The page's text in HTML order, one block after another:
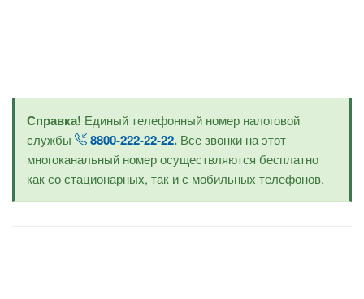
Справка! Единый телефонный номер налоговой
службы
8800-222-22-22. Все звонки на этот
многоканальный номер осуществляются бесплатно
как со стационарных, так и с мобильных телефонов.